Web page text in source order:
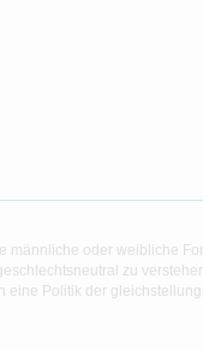
männliche oder weibliche
zu
eine Politik der